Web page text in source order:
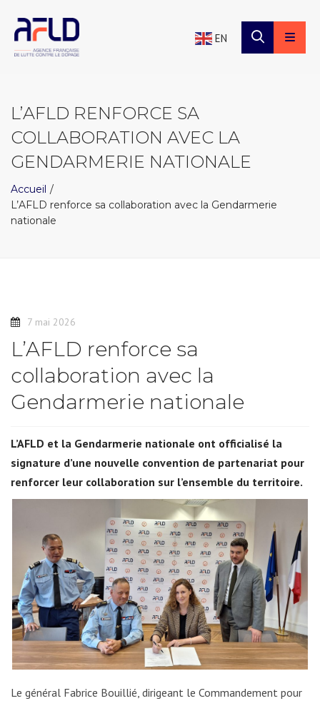
EN
L’AFLD RENFORCE SA
COLLABORATION AVEC LA
GENDARMERIE NATIONALE
Accueil
L’AFLD renforce sa collaboration avec la Gendarmerie
nationale
7 mai 2026
L’AFLD renforce sa
collaboration avec la
Gendarmerie nationale
L’AFLD et la Gendarmerie nationale ont officialisé la
signature d’une nouvelle convention de partenariat pour
renforcer leur collaboration sur l’ensemble du territoire.
Le général Fabrice Bouillié, dirigeant le Commandement pour